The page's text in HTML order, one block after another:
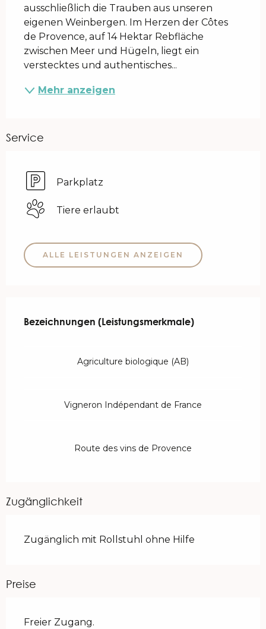
ausschließlich die Trauben aus unseren
eigenen Weinbergen. Im Herzen der Côtes
de Provence, auf 14 Hektar Rebfläche
zwischen Meer und Hügeln, liegt ein
verstecktes und authentisches...
Mehr anzeigen
Service
Parkplatz
Tiere erlaubt
ALLE LEISTUNGEN ANZEIGEN
Bezeichnungen (Leistungsmerkmale)
Bezeichnungen (Leistungsmerkmale)
Agriculture biologique (AB)
Vigneron Indépendant de France
Route des vins de Provence
Zugänglichkeit
Zugänglich mit Rollstuhl ohne Hilfe
Preise
Freier Zugang.